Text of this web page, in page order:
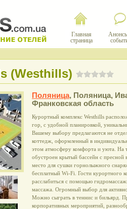
Главная
страница
(Westhills)
Поляница, Поляница,
Франковская область
Курортный комплекс Westhills
гор, с удобной планировкой,
Вашему выбору предлагаются не
коттедж, оформленный в
этом атмосферу комфорта и уюта. На
обустроен крытый бассейн с
место для сушки горнолыжного
бесплатный Wi-Fi. Гости курортного
расслабиться с помощью
массажа. Огромный выбор для
Можно сыграть в теннис и бильярд.
корпоративных мероприятий,